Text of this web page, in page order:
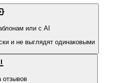
или с AI
и не выглядят одинаковыми
отзывов